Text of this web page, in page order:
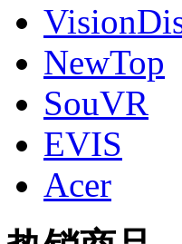
NewTop
SouVR
EVIS
Acer